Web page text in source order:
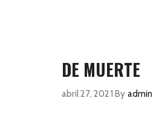
DE MUERTE
abril 27, 2021 By admin